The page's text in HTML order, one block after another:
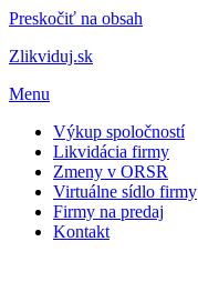
Preskočiť na obsah
Zlikviduj.sk
Menu
Výkup spoločností
Likvidácia firmy
Zmeny v ORSR
Virtuálne sídlo firmy
Firmy na predaj
Kontakt